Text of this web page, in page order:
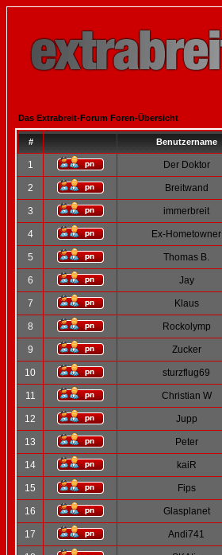
Das Extrabreit-Forum Foren-Übersicht
# Benutzername
1 Der Doktor
2 Breitwand
3 immerbreit
4 Ex-Hometowner
5 Thomas B.
6 Jay
7 Klaus
8 Rockolymp
9 Zucker
10 sturzflug69
11 Christian W
12 Jupp
13 Peter
14 kaiR
15 Fips
16 Glasplanet
17 Andi741